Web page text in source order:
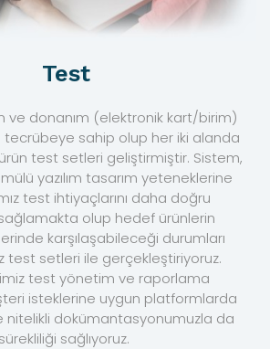
Test
ve donanım (elektronik kart/birim)
tecrübeye sahip olup her iki alanda
test setleri geliştirmiştir. Sistem,
yazılım tasarım yeteneklerine
test ihtiyaçlarını daha doğru
sağlamakta olup hedef ürünlerin
karşılaşabileceği durumları
test setleri ile gerçekleştiriyoruz.
test yönetim ve raporlama
isteklerine uygun platformlarda
nitelikli dokümantasyonumuzla da
sürekliliği sağlıyoruz.